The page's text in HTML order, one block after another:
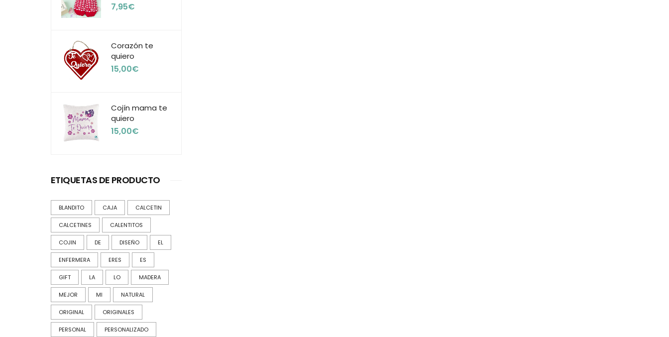
7,95€
Corazón te
quiero
15,00€
Cojín mama te
quiero
15,00€
ETIQUETAS DE PRODUCTO
BLANDITO CAJA CALCETIN
CALCETINES CALENTITOS
COJIN DE DISEÑO EL
ENFERMERA ERES ES
GIFT LA LO MADERA
MEJOR MI NATURAL
ORIGINAL ORIGINALES
PERSONAL PERSONALIZADO